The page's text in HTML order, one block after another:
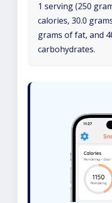
1 serving (250
calories, 30.0
grams of fat, and
carbohydrates.